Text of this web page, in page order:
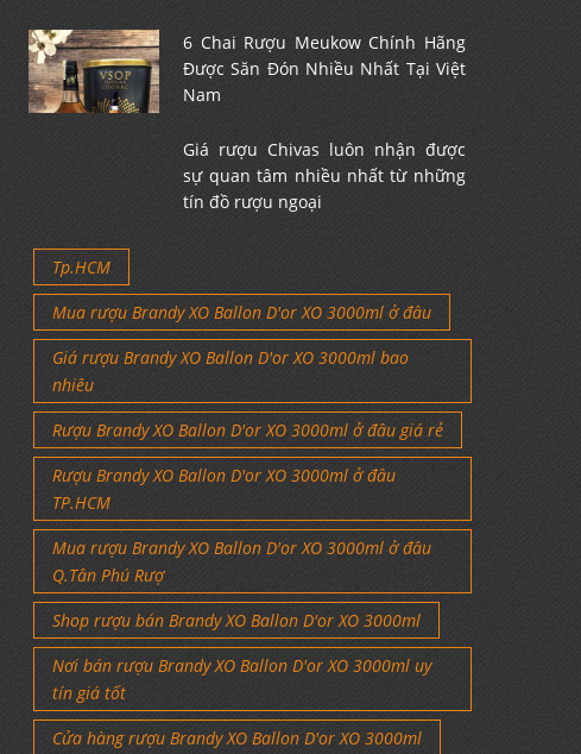
6 Chai Rượu Meukow Chính Hãng
Được Săn Đón Nhiều Nhất Tại Việt
Nam
Giá rượu Chivas luôn nhận được
sự quan tâm nhiều nhất từ những
tín đồ rượu ngoại
Tp.HCM
Mua rượu Brandy XO Ballon D'or XO 3000ml ở đâu
Giá rượu Brandy XO Ballon D'or XO 3000ml bao
nhiêu
Rượu Brandy XO Ballon D'or XO 3000ml ở đâu giá rẻ
Rượu Brandy XO Ballon D'or XO 3000ml ở đâu
TP.HCM
Mua rượu Brandy XO Ballon D'or XO 3000ml ở đâu
Q.Tân Phú Rượ
Shop rượu bán Brandy XO Ballon D'or XO 3000ml
Nơi bán rượu Brandy XO Ballon D'or XO 3000ml uy
tín giá tốt
Cửa hàng rượu Brandy XO Ballon D'or XO 3000ml